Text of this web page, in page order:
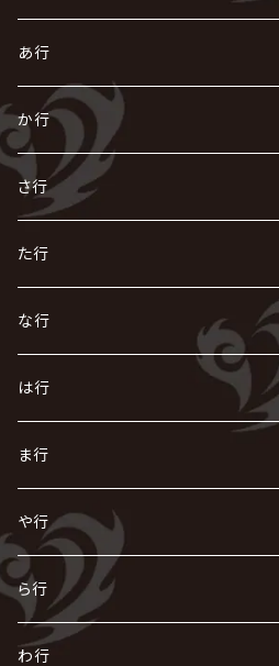
あ行
あ
R指定
AIOLIN
浅葱 / ASAGI
Azavana
Acid Black Cherry
い
IKUO
exist†trace
イビツ マル
色々な十字架
う
VIRGE / ヴァージュ
Waive
UCHUSENTAI:NOIZ / 宇宙戦隊NOIZ
え
ACE OF SPADES
X JAPAN
LSN / The LEGENDARY SIX NINE
LM.C
えんそく
お
AURORIZE
OFIAM
陰陽座
か行
か
怪人二十面奏
Kαin
CASCADE
the GazettE
き
KISAKI
キズ
ギャロ
清春
く
Crack6
グラビティ
GLAY
gremlins
け
[ kei ] / 圭
仮病
Kra
こ
GOATBED
ゴールデンボンバー
コドモドラゴン
さ行
さ
ザアザア
The THIRTEEN
さくら前線
Sadie
し
Zeke Deux
Z CLEAR
J
-真天地開闢集団-ジグザグ
す
Z CLEAR
超ジャシー
Scarlet Valse
SUGIZO
せ
ゼラ
零[Hz]
仙台貨物
そ
SOPHIA
ZOMBIE / ぞんび
た行
た
DASEIN
DAIGO
TAKURO
DazzlingBAD
ち
CHAQLA.
つ
て
D
DIAURA
と
東京花嫁
な行
な
NIGHTMARE
NAZARE
に
NiEL
NICOLAS
ぬ
nurié
ね
NETH PRIERE CAIN
の
は行
は
heidi.
H.U.G
BUCK-TICK
ひ
HERO
美炎-BIEN-
ふ
Far East Dizain
へ
ま行
ま
THE MICRO HEAD 4N'S
MAO / マオ from SID
み
未完成アリス
む
や行
や
ヤミテラ / 外道反逆者ヤミテラ
ゆ
ら行
ら
わ行